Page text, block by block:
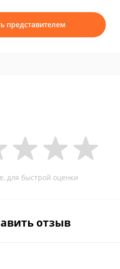
представителем
для быстрой оценки
отзыв